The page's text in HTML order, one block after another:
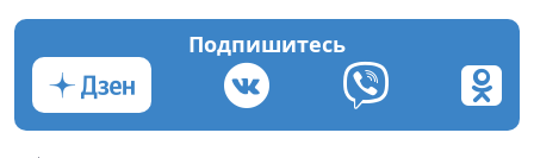
Подпишитесь